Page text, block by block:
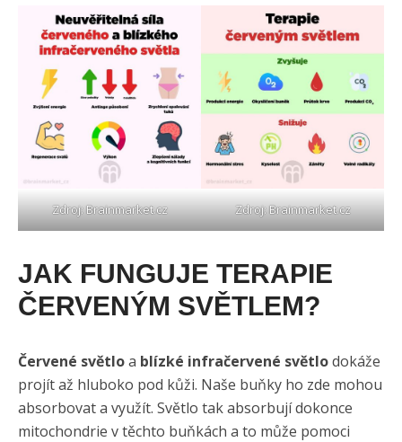
Zdroj:Brainmarket.cz Zdroj:Brainmarket.cz
JAK FUNGUJE TERAPIE
ČERVENÝM SVĚTLEM?
Červené světloa blízké infračervené světlodokáže
projít až hluboko pod kůži. Naše buňky ho zde mohou
absorbovat a využít. Světlo tak absorbují dokonce
mitochondrie v těchto buňkách a to může pomoci